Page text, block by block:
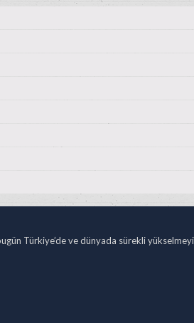
Türkiye’de ve dünyada sürekli